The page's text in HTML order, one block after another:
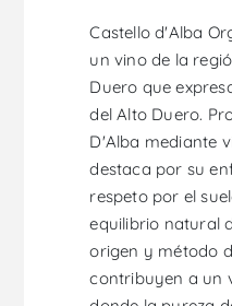
Castello d'Alba
un vino de la
Duero que
del Alto Duero.
D'Alba mediante
destaca por su
respeto por el
equilibrio natural
origen y método
contribuyen a un